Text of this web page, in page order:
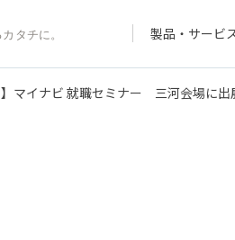
タチに。 製品・サービ
マイナビ 就職セミナー 三河会場に出